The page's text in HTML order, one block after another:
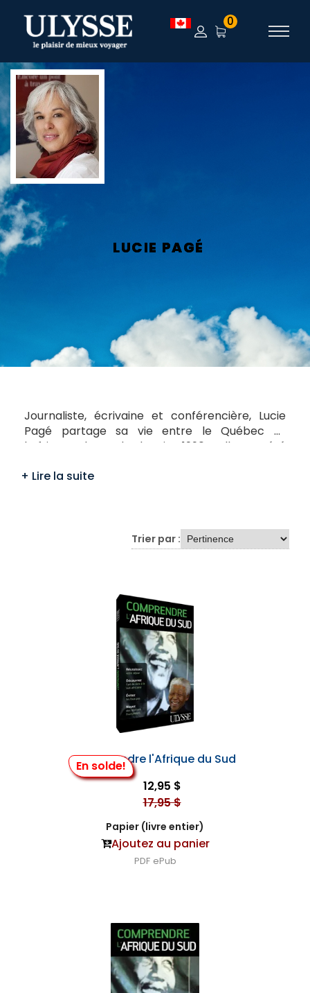
LUCIE PAGÉ
Journaliste, écrivaine et conférencière, Lucie
Pagé partage sa vie entre le Québec et
l’Afrique du Sud depuis 1990. Elle a été
pour une variété de médias québécois durant
chants de libération d’Afrique du Sud et la
violence faite aux femmes. Elle a été directrice
Johannesburg. Elle a publié quatre ouvrages,
des récits et des romans traitant de l’Afrique du
Sud, du continent africain, du racisme et de la
justice sociale dans le monde. Elle est mariée à
Jay Naidoo, ministre au cabinet de Nelson
Mandela, et considère ses trois enfants comme
ses plus grands chefs-d’oeuvre.
0
Trier par :
En solde!
Comprendre l'Afrique du Sud
12,95 $
17,95 $
Papier (livre entier)
Ajoutez au panier
PDF ePub